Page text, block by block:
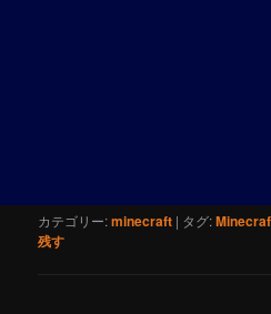
カテゴリー:minecraft | タグ:
残す